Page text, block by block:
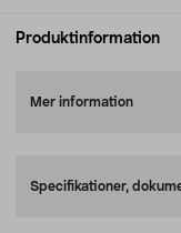
Produktinformation
Mer information
Specifikationer,